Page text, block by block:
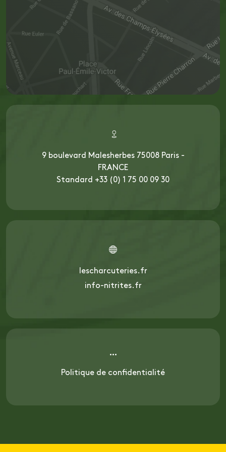
9 boulevard Malesherbes 75008 Paris -
FRANCE
Standard +33 (0) 1 75 00 09 30
lescharcuteries.fr
info-nitrites.fr
Politique de confidentialité